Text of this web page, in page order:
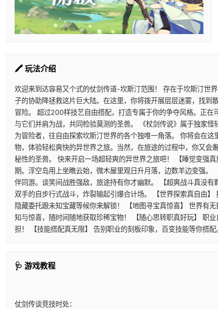
🖍️ 玩法介绍
欢迎来到达容易又个式的仗剑传道-坎斯汀范围！ 存在于坎斯汀世
子的协助降拯救这片巨大陆。在这里，你将拨开展层层迷雾，找到
冒险。 超过200样技艺自由搭配，打造专属于你的争夺风格。正在
与它们并肩为战，共同检验莫测的圣兽。 《杖剑传说》属于独家
为冒险者，往自由探索坎斯汀世界的各个独唯一角落。 你将会在
物，体验轻松爽快的异世界之旅。当然，在旅途的过程中，你又会
秘性的圣兽。 快来开启一场超轻爽的异世界之旅吧！ 【睡觉变强
期。浮空岛用上坐瞧云始，微木屋里观日升月落，边数羊边变强。
伴同游。谈笑间战胜强敌，旅途持有你才幽默。 【超爽战斗真没
双手的自步行式战斗，炸裂输起引爆合计场。 【世界探索真自由
隐藏委托跟未知宝藏等候你来解锁！ 【地图寻宝真惊喜】 世界有
知与惊喜，随时间随地获取珍稀宝物！ 【随心思转职真好玩】 职
担！ 【技能搭配真无限】 告别职业的刻板印象，百变技能等你搭
🩺 游戏教程
仗剑传谈竞技时处：